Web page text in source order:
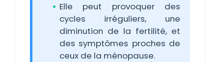
Elle peut provoquer des
cycles irréguliers, une
diminution de la fertilité, et
des symptômes proches de
ceux de la ménopause.